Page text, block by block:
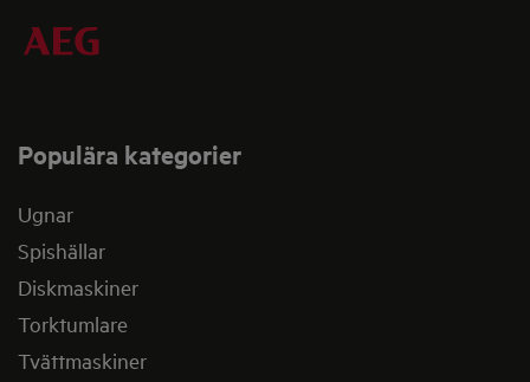
Populära kategorier
Ugnar
Spishällar
Diskmaskiner
Torktumlare
Tvättmaskiner